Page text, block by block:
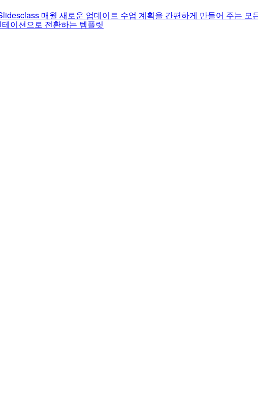
매월 새로운 업데이트 수업 계획을 간편하게 만들어 주는 모
이션으로 전환하는 템플릿